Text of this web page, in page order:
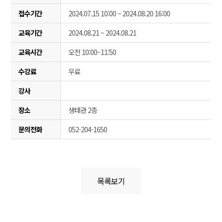
접수기간
2024.07.15 10:00 ~ 2024.08.20 16:00
교육기간
2024.08.21 ~ 2024.08.21
교육시간
오전 10:00~11:50
수강료
무료
강사
장소
생태관 2층
문의전화
052-204-1650
목록보기